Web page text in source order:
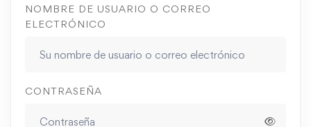
NOMBRE DE USUARIO O CORREO
ELECTRÓNICO
CONTRASEÑA